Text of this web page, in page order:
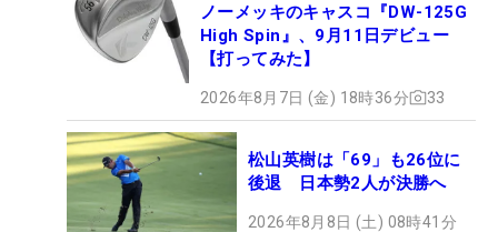
ノーメッキのキャスコ『DW-125G
High Spin』、9月11日デビュー
【打ってみた】
2026年8月7日 (金) 18時36分 33
松山英樹は「69」も26位に
後退 日本勢2人が決勝へ
2026年8月8日 (土) 08時41分